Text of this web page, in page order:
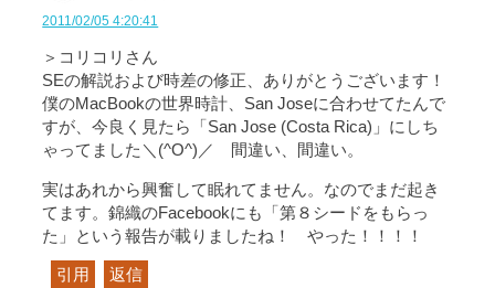
2011/02/05 4:20:41
＞コリコリさん
SEの解説および時差の修正、ありがとうございます！
僕のMacBookの世界時計、San Joseに合わせてたんで
すが、今良く見たら「San Jose (Costa Rica)」にしち
ゃってました＼(^O^)／ 間違い、間違い。
実はあれから興奮して眠れてません。なのでまだ起き
てます。錦織のFacebookにも「第８シードをもらっ
た」という報告が載りましたね！ やった！！！！
引用 返信